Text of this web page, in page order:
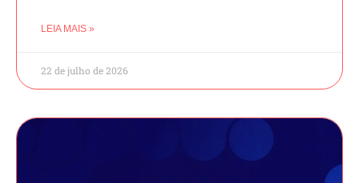
LEIA MAIS »
22 de julho de 2026